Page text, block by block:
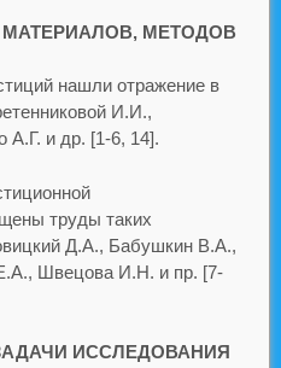
МЕТОДОВ
нашли отражение в
И.И.,
и др. [1-6, 14].
труды таких
Д.А., Бабушкин В.А.,
Швецова И.Н. и пр. [7-
ИССЛЕДОВАНИЯ